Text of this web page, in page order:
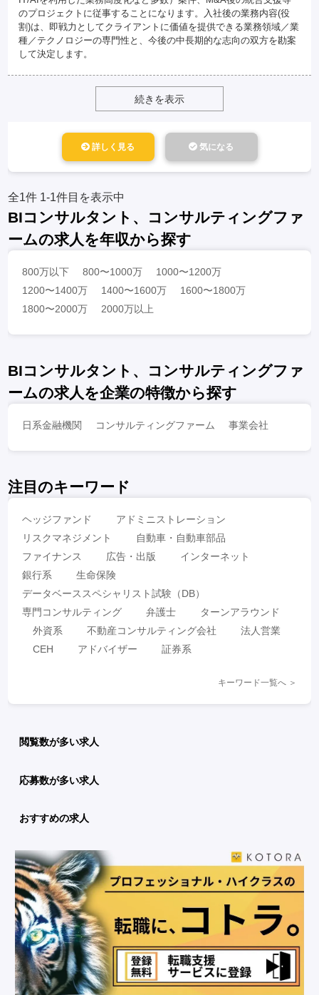
のプロジェクトに従事することになります。入社後の業務内容(役
割)は、即戦力としてクライアントに価値を提供できる業務領域／業
種／テクノロジーの専門性と、今後の中長期的な志向の双方を勘案
して決定します。
続きを表示
詳しく見る 気になる
全1件 1-1件目を表示中
BIコンサルタント、コンサルティングファ
ームの求人を年収から探す
800万以下 800〜1000万
1000〜1200万
1200〜1400万
1400〜1600万
1600〜1800万
1800〜2000万
2000万以上
BIコンサルタント、コンサルティングファ
ームの求人を企業の特徴から探す
日系金融機関 コンサルティングファーム 事業会社
注目のキーワード
ヘッジファンド
アドミニストレーション
リスクマネジメント
自動車・自動車部品
ファイナンス
広告・出版
インターネット
銀行系
生命保険
データベーススペシャリスト試験（DB）
専門コンサルティング
弁護士
ターンアラウンド
外資系
不動産コンサルティング会社
法人営業
CEH
アドバイザー 証券系
キーワード一覧へ ＞
閲覧数が多い求人
応募数が多い求人
おすすめの求人